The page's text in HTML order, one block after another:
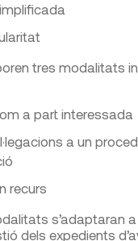
tres modalitats
a part interessada
a un
recurs
s’adaptaran
dels expedients